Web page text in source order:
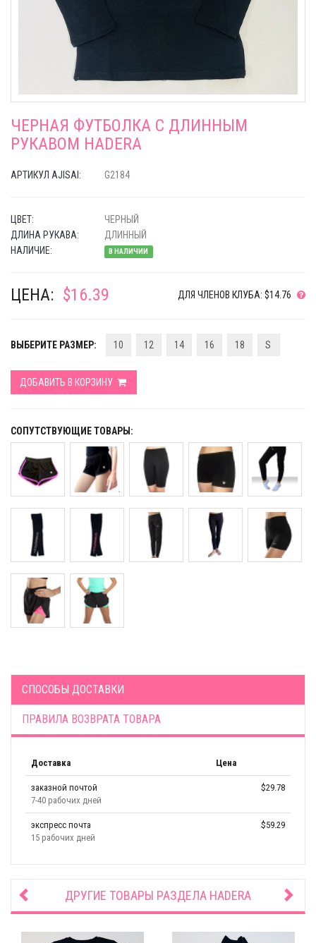
ЧЕРНАЯ ФУТБОЛКА С ДЛИННЫМ
РУКАВОМ HADERA
АРТИКУЛ AJISAI: G2184
ЦВЕТ:
ЧЕРНЫЙ
ДЛИНА РУКАВА:
ДЛИННЫЙ
НАЛИЧИЕ:
В НАЛИЧИИ
ЦЕНА: $16.39 ДЛЯ ЧЛЕНОВ КЛУБА: $14.76
ВЫБЕРИТЕ РАЗМЕР: 10 12 14 16 18 S
ДОБАВИТЬ В КОРЗИНУ
СОПУТСТВУЮЩИЕ ТОВАРЫ:
СПОСОБЫ ДОСТАВКИ
ПРАВИЛА ВОЗВРАТА ТОВАРА
Доставка Цена
заказной почтой
7-40 рабочих дней
$29.78
экспресс почта
15 рабочих дней
$59.29
ДРУГИЕ ТОВАРЫ РАЗДЕЛА HADERA